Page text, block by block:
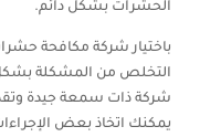
الحشرات بشكل دائم.
باختيار شركة مكافحة
التخلص من المشكلة
شركة ذات سمعة جيدة
يمكنك اتخاذ بعض